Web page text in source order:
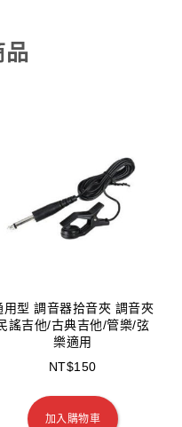
品
用型 調音器拾音夾 調音夾
謠吉他/古典吉他/管樂/弦
樂適用
NT$150
加入購物車